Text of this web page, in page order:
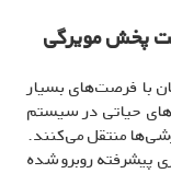
پخش مویرگی
با فرصت‌های بسیار
حیاتی در سیستم
منتقل می‌کنند.
پیشرفته روبرو شده